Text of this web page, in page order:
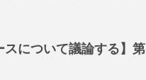
スについて議論する】第